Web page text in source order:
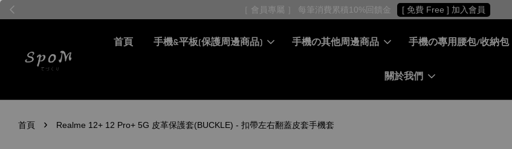
［ 會員專屬 ］ 每筆消費累積10%回饋金 [ 免費 Free ] 加入會員
首頁 手機&平板(保護周邊商品) 手機の其他周邊商品 手機の專用腰包/收納包
關於我們
首頁 › Realme 12+ 12 Pro+ 5G 皮革保護套(BUCKLE) - 扣帶左右翻蓋皮套手機套